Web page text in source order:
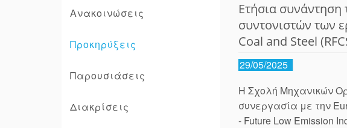
Ανακοινώσεις
Προκηρύξεις
Παρουσιάσεις
Διακρίσεις
Ετήσια
συντονιστών των
Coal and Steel
29/05/2025
Η Σχολή Μηχανικών
συνεργασία με την
- Future Low Emission